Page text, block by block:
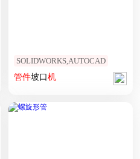
SOLIDWORKS,AUTOCAD
管件坡口机